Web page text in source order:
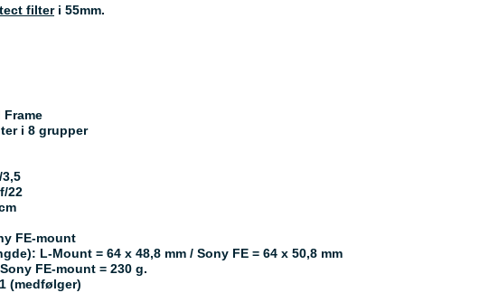
filter i 55mm.
i 8 grupper
22
FE-mount
L-Mount = 64 x 48,8 mm / Sony FE = 64 x 50,8 mm
FE-mount = 230 g.
(medfølger)